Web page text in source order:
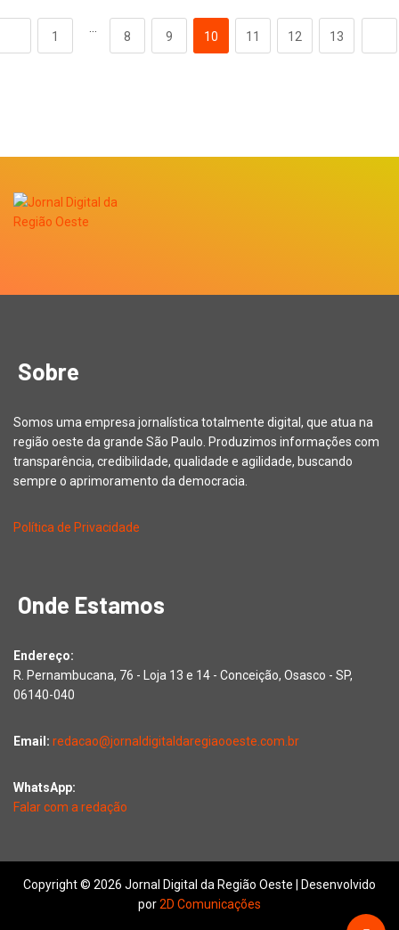
1 8 9 10 11 12 13
Sobre
Somos uma empresa jornalística totalmente digital, que atua na
região oeste da grande São Paulo. Produzimos informações com
transparência, credibilidade, qualidade e agilidade, buscando
sempre o aprimoramento da democracia.
Política de Privacidade
Onde Estamos
Endereço:
R. Pernambucana, 76 - Loja 13 e 14 - Conceição, Osasco - SP,
06140-040
Email: redacao@jornaldigitaldaregiaooeste.com.br
WhatsApp:
Falar com a redação
Copyright © 2026 Jornal Digital da Região Oeste | Desenvolvido
por2D Comunicações